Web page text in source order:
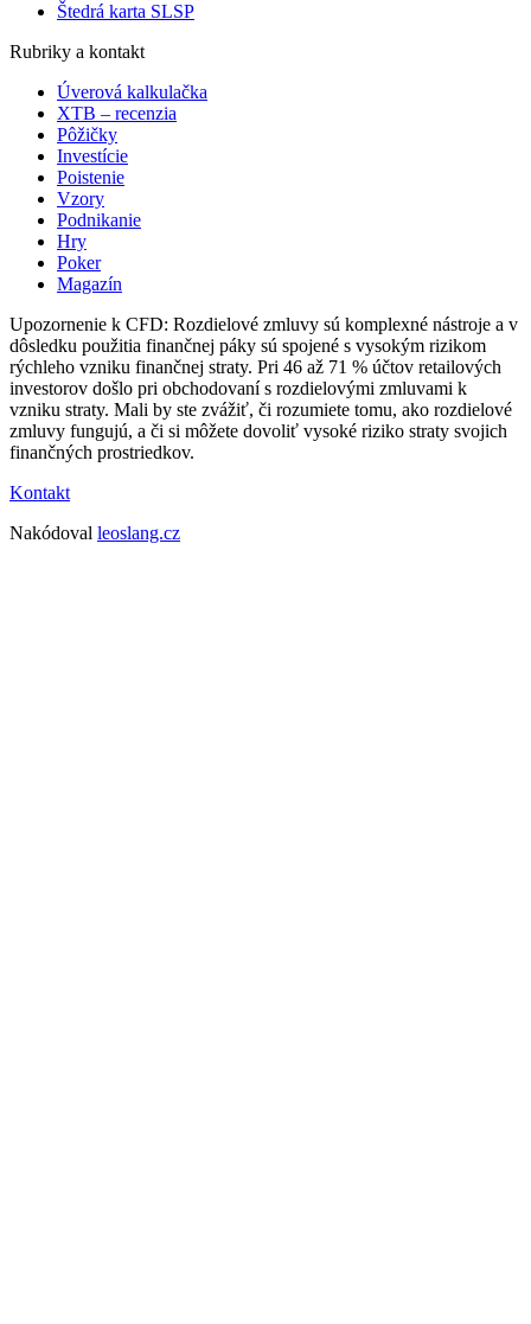
Štedrá karta SLSP
Rubriky a kontakt
Úverová kalkulačka
XTB – recenzia
Pôžičky
Investície
Poistenie
Vzory
Podnikanie
Hry
Poker
Magazín
Upozornenie k CFD: Rozdielové zmluvy sú komplexné nástroje a v
dôsledku použitia finančnej páky sú spojené s vysokým rizikom
rýchleho vzniku finančnej straty. Pri 46 až 71 % účtov retailových
investorov došlo pri obchodovaní s rozdielovými zmluvami k
vzniku straty. Mali by ste zvážiť, či rozumiete tomu, ako rozdielové
zmluvy fungujú, a či si môžete dovoliť vysoké riziko straty svojich
finančných prostriedkov.
Kontakt
Nakódoval leoslang.cz